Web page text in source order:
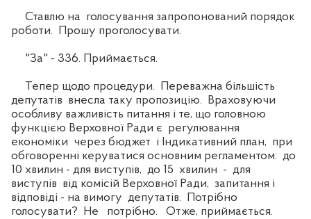
Ставлю на голосування запропонований порядок
роботи. Прошу проголосувати.
"За" - 336. Приймається.
Тепер щодо процедури. Переважна більшість
депутатів внесла таку пропозицію. Враховуючи
особливу важливість питання і те, що головною
функцією Верховної Ради є регулювання
економіки через бюджет і Індикативний план, при
обговоренні керуватися основним регламентом: до
10 хвилин - для виступів, до 15 хвилин - для
виступів від комісій Верховної Ради, запитання і
відповіді - на вимогу депутатів. Потрібно
голосувати? Не потрібно. Отже, приймається.